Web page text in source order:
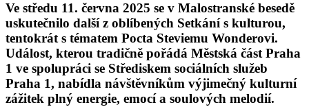
Ve středu 11. června 2025 se v Malostranské besedě
uskutečnilo další z oblíbených Setkání s kulturou,
tentokrát s tématem Pocta Steviemu Wonderovi.
Událost, kterou tradičně pořádá Městská část Praha
1 ve spolupráci se Střediskem sociálních služeb
Praha 1, nabídla návštěvníkům výjimečný kulturní
zážitek plný energie, emocí a soulových melodií.